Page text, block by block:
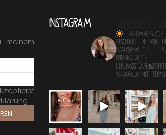
INSTAGRAM
Geschenke, die von
Handgemachter
personalisierte
Schauraum mit